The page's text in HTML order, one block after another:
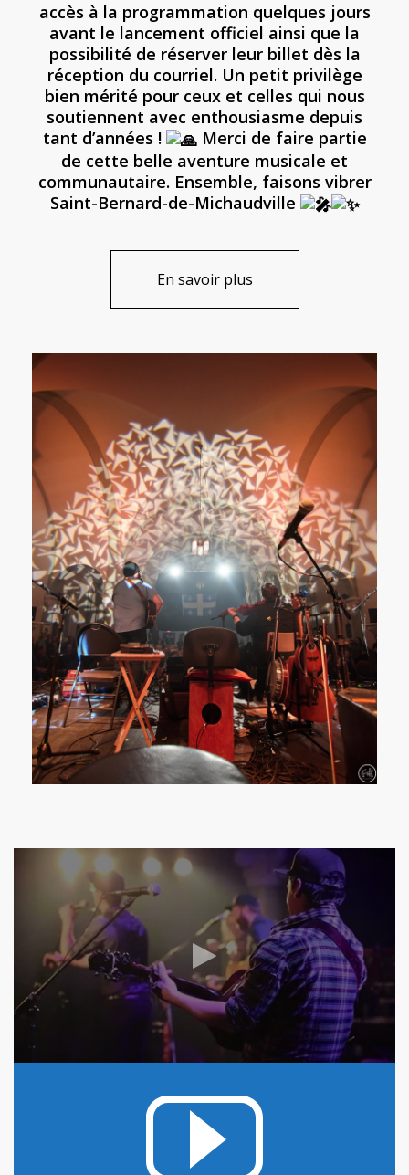
accès à la programmation quelques jours
avant le lancement officiel ainsi que la
possibilité de réserver leur billet dès la
réception du courriel. Un petit privilège
bien mérité pour ceux et celles qui nous
soutiennent avec enthousiasme depuis
tant d’années !
Merci de faire partie
de cette belle aventure musicale et
communautaire. Ensemble, faisons vibrer
Saint-Bernard-de-Michaudville
En savoir plus